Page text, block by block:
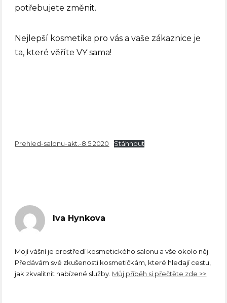
potřebujete změnit.
Nejlepší kosmetika pro vás a vaše zákaznice je
ta, které věříte VY sama!
Prehled-salonu-akt.-8.5.2020 Stáhnout
Iva Hynkova
Mojí vášní je prostředí kosmetického salonu a vše okolo něj.
Předávám své zkušenosti kosmetičkám, které hledají cestu,
jak zkvalitnit nabízené služby. Můj příběh si přečtěte zde >>